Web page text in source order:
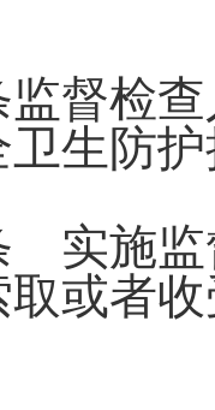
检查
生防
施监督
或者